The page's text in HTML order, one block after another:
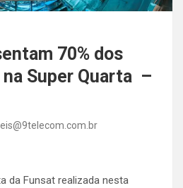
70% dos
Super Quarta –
da Funsat realizada nesta